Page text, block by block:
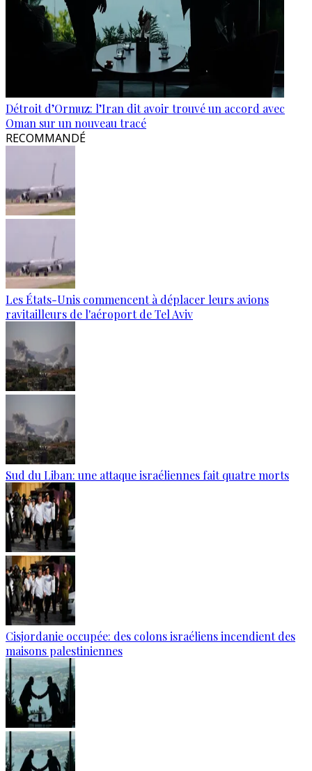
Détroit d’Ormuz: l’Iran dit avoir trouvé un accord avec
Oman sur un nouveau tracé
RECOMMANDÉ
Les États-Unis commencent à déplacer leurs avions
ravitailleurs de l'aéroport de Tel Aviv
Sud du Liban: une attaque israéliennes fait quatre morts
Cisjordanie occupée: des colons israéliens incendient des
maisons palestiniennes